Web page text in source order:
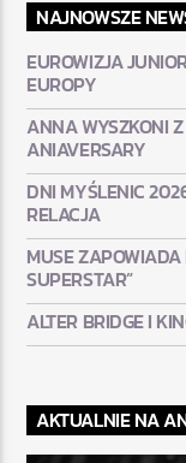
NAJNOWSZE
EUROWIZJA
EUROPY
ANNA WYSZKONI Z
ANIAVERSARY
DNI MYŚLENIC
RELACJA
MUSE ZAPOWIADA
SUPERSTAR”
ALTER BRIDGE I
AKTUALNIE NA